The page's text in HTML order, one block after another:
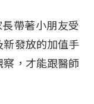
帶著小朋友受
發放的加值手
察，才能跟醫師